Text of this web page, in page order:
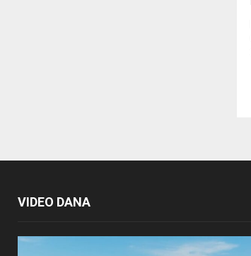
VIDEO DANA